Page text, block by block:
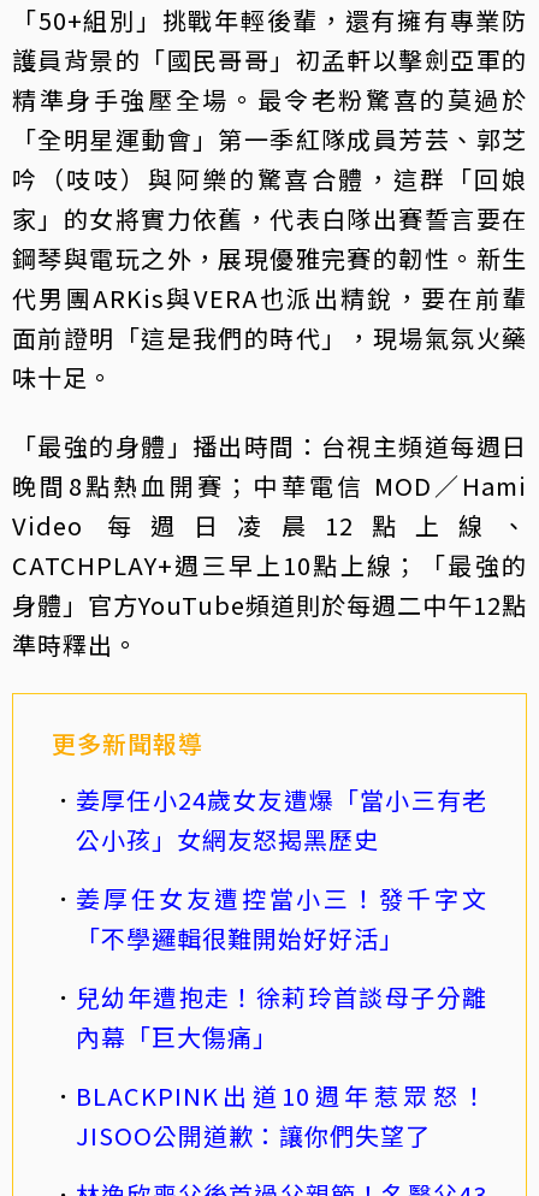
「50+組別」挑戰年輕後輩，還有擁有專業防
護員背景的「國民哥哥」初孟軒以擊劍亞軍的
精準身手強壓全場。最令老粉驚喜的莫過於
「全明星運動會」第一季紅隊成員芳芸、郭芝
吟（吱吱）與阿樂的驚喜合體，這群「回娘
家」的女將實力依舊，代表白隊出賽誓言要在
鋼琴與電玩之外，展現優雅完賽的韌性。新生
代男團ARKis與VERA也派出精銳，要在前輩
面前證明「這是我們的時代」，現場氣氛火藥
味十足。
「最強的身體」播出時間：台視主頻道每週日
晚間8點熱血開賽；中華電信 MOD／Hami
Video 每週日凌晨12點上線、
CATCHPLAY+週三早上10點上線；「最強的
身體」官方YouTube頻道則於每週二中午12點
準時釋出。
更多新聞報導
姜厚任小24歲女友遭爆「當小三有老
公小孩」女網友怒揭黑歷史
姜厚任女友遭控當小三！發千字文
「不學邏輯很難開始好好活」
兒幼年遭抱走！徐莉玲首談母子分離
內幕「巨大傷痛」
BLACKPINK出道10週年惹眾怒！
JISOO公開道歉：讓你們失望了